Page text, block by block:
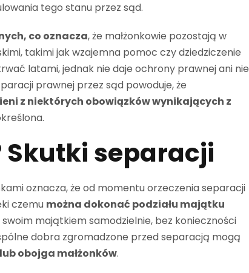
tego stanu przez sąd.
co oznacza, że małżonkowie pozostają w
takimi jak wzajemna pomoc czy dziedziczenie
latami, jednak nie daje ochrony prawnej ani nie
prawnej przez sąd powoduje, że
z niektórych obowiązków wynikających z
Skutki separacji
oznacza, że od momentu orzeczenia separacji
czemu można dokonać podziału majątku
swoim majątkiem samodzielnie, bez konieczności
dobra zgromadzone przed separacją mogą
obojga małżonków.